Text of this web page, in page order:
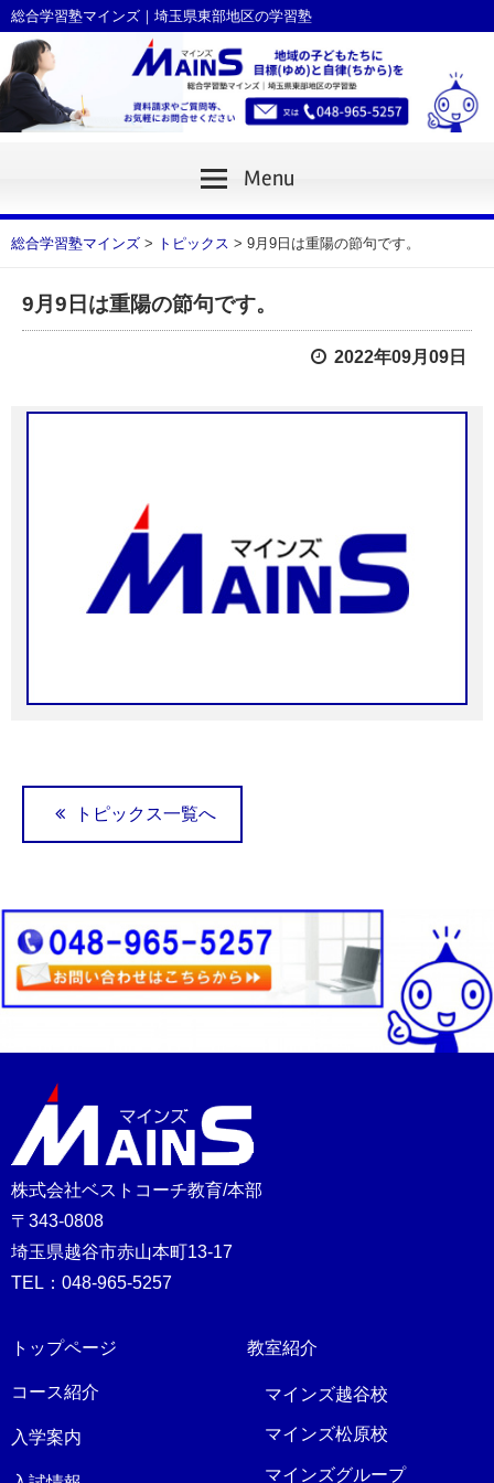
Skip
to
content
総合学習塾マインズ｜埼玉県東部地区の学習塾
Menu
総合学習塾マインズ > トピックス > 9月9日は重陽の節句です。
9月9日は重陽の節句です。
2022年09月09日
トピックス一覧へ
株式会社ベストコーチ教育/本部
〒343-0808
埼玉県越谷市赤山本町13-17
TEL：048-965-5257
トップページ
コース紹介
入学案内
教室紹介
マインズ越谷校
マインズ松原校
マインズグループ